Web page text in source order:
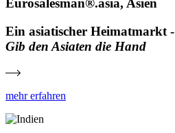
Eurosalesman®.asia, Asien
Ein asiatischer Heimatmarkt -
Gib den Asiaten die Hand
mehr erfahren